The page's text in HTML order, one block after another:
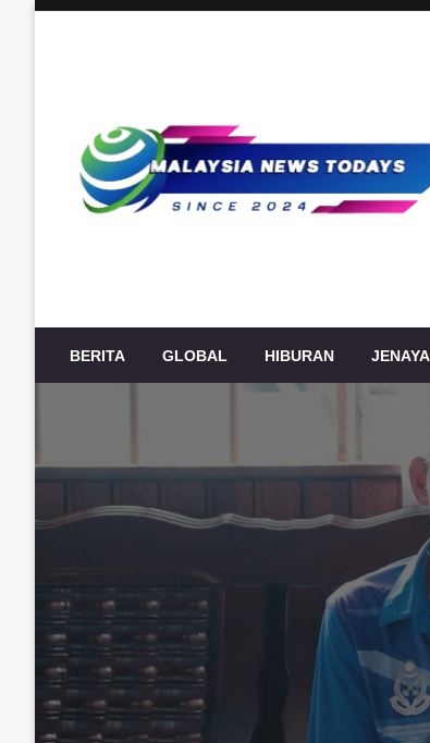
Berita Terkini Malaysia, politik, ekonomi, sukan,
BERITA GLOBAL HIBURAN